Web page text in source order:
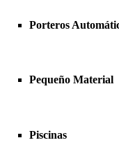
Porteros
Pequeño Material
Piscinas